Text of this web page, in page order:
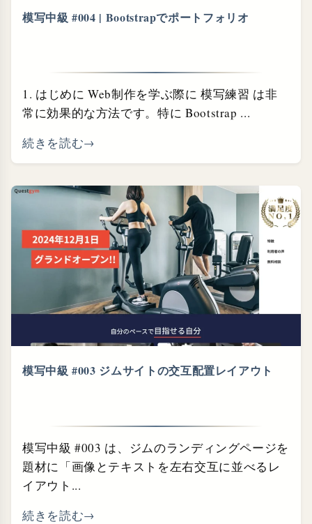
模写中級 #004 | Bootstrapでポートフォリオ
1. はじめに Web制作を学ぶ際に 模写練習 は非
常に効果的な方法です。特に Bootstrap ...
続きを読む
模写中級 #003 ジムサイトの交互配置レイアウト
模写中級 #003 は、ジムのランディングページを
題材に「画像とテキストを左右交互に並べるレ
イアウト...
続きを読む